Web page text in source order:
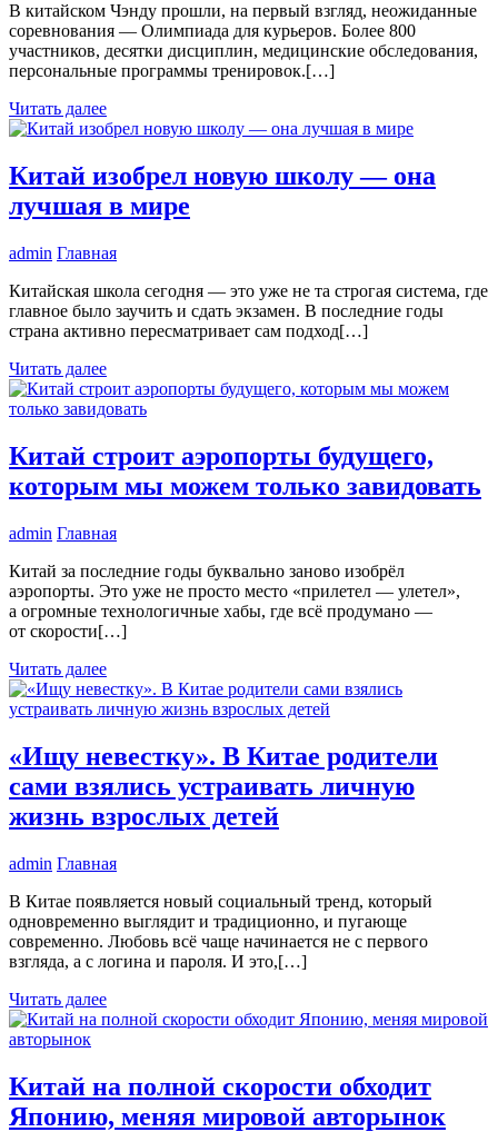
В китайском Чэнду прошли, на первый взгляд, неожиданные
соревнования — Олимпиада для курьеров. Более 800
участников, десятки дисциплин, медицинские обследования,
персональные программы тренировок.[…]
Читать далее
Китай изобрел новую школу — она
лучшая в мире
admin Главная
Китайская школа сегодня — это уже не та строгая система, где
главное было заучить и сдать экзамен. В последние годы
страна активно пересматривает сам подход[…]
Читать далее
Китай строит аэропорты будущего,
которым мы можем только завидовать
admin Главная
Китай за последние годы буквально заново изобрёл
аэропорты. Это уже не просто место «прилетел — улетел»,
а огромные технологичные хабы, где всё продумано —
от скорости[…]
Читать далее
«Ищу невестку». В Китае родители
сами взялись устраивать личную
жизнь взрослых детей
admin Главная
В Китае появляется новый социальный тренд, который
одновременно выглядит и традиционно, и пугающе
современно. Любовь всё чаще начинается не с первого
взгляда, а с логина и пароля. И это,[…]
Читать далее
Китай на полной скорости обходит
Японию, меняя мировой авторынок